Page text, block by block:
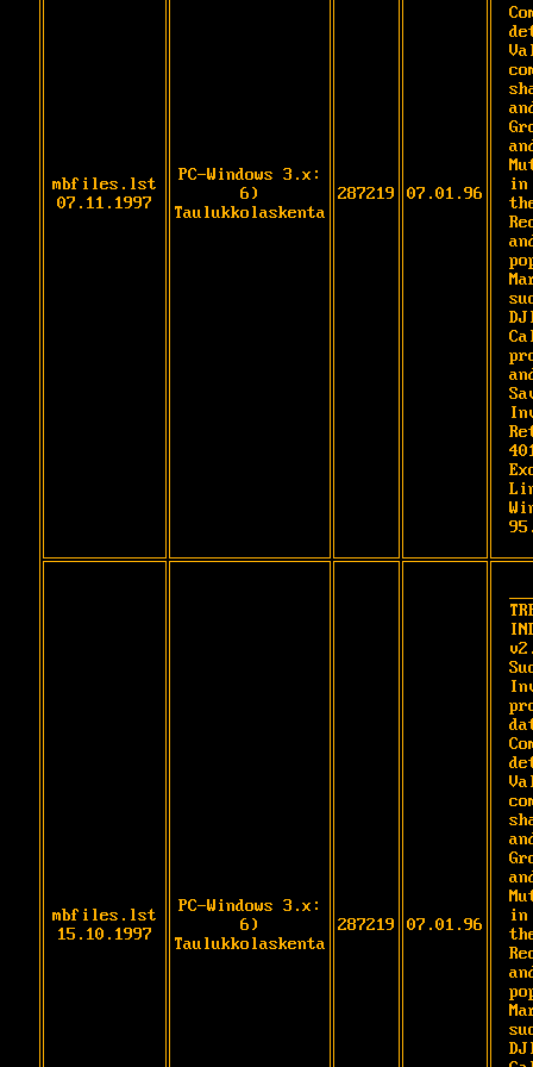
mbfiles.lst
07.11.1997
PC-Windows 3.x:
6)
Taulukkolaskenta
287219 07.01.96
in
mbfiles.lst
15.10.1997
PC-Windows 3.x:
6)
Taulukkolaskenta
287219 07.01.96
in